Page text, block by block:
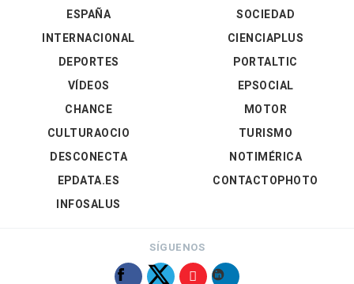
ESPAÑA
INTERNACIONAL
DEPORTES
VÍDEOS
SOCIEDAD
CIENCIAPLUS
PORTALTIC
EPSOCIAL
CHANCE
CULTURAOCIO
DESCONECTA
EPDATA.ES
INFOSALUS
MOTOR
TURISMO
NOTIMÉRICA
CONTACTOPHOTO
SÍGUENOS